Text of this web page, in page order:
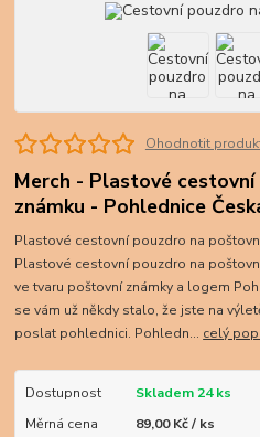
Ohodnotit
Merch - Plastové
známku - Pohlednice
Plastové cestovní pouzdro na
Plastové cestovní pouzdro na
ve tvaru poštovní známky a logem
se vám už někdy stalo, že jste na
poslat pohlednici. Pohledn... celý
Dostupnost
Skladem 24 ks
Měrná cena
89,00 Kč / ks